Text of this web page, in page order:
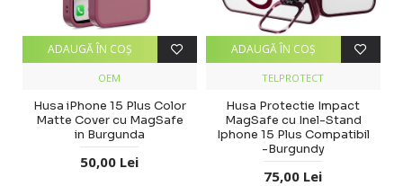
OEM
Husa iPhone 15 Plus Color
Matte Cover cu MagSafe
in Burgunda
50,00 Lei
ADAUGĂ ÎN COŞ
TELPROTECT
Husa Protectie Impact
MagSafe cu Inel-Stand
Iphone 15 Plus Compatibil
-Burgundy
75,00 Lei
ADAUGĂ ÎN COŞ